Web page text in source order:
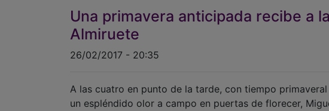
Una primavera anticipada recibe a
Almiruete
26/02/2017 - 20:35
A las cuatro en punto de la tarde, con tiempo
un espléndido olor a campo en puertas de florecer,